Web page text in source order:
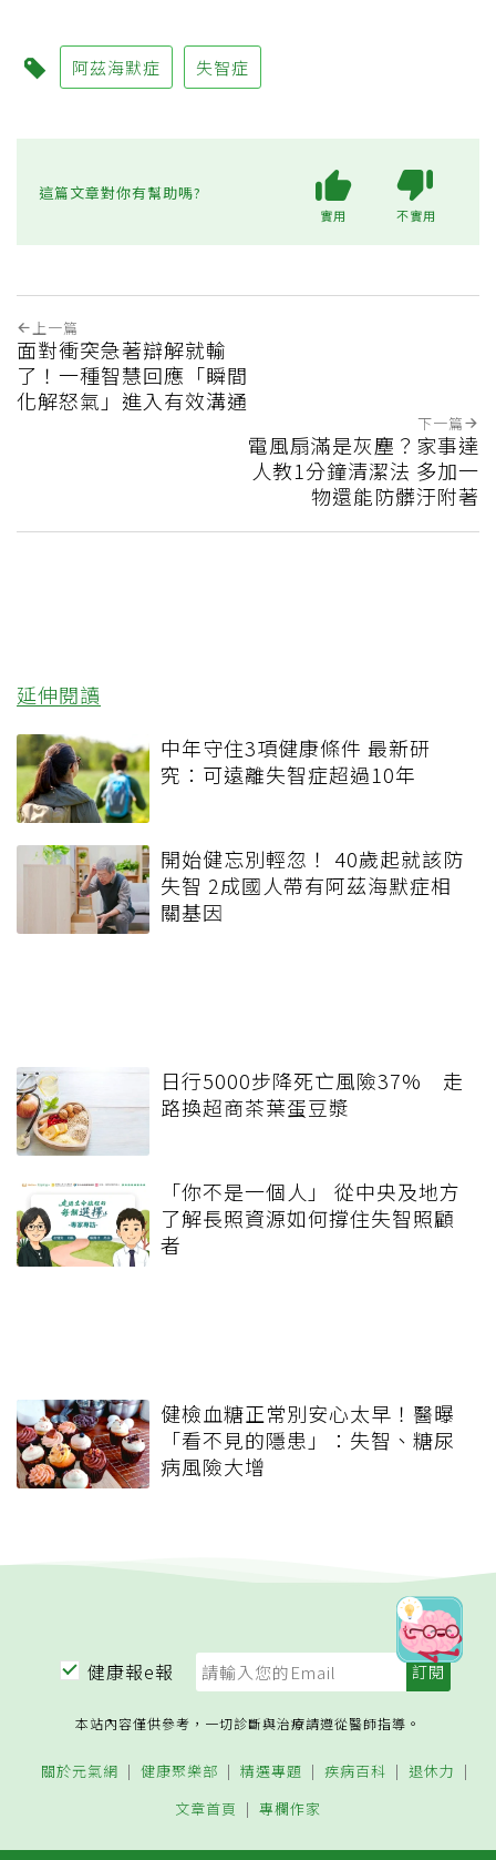
阿茲海默症 失智症
這篇文章對你有幫助嗎?
實用 不實用
上一篇
面對衝突急著辯解就輸
了！一種智慧回應「瞬間
化解怒氣」進入有效溝通
下一篇
電風扇滿是灰塵？家事達
人教1分鐘清潔法 多加一
物還能防髒汙附著
延伸閱讀
中年守住3項健康條件 最新研
究：可遠離失智症超過10年
開始健忘別輕忽！ 40歲起就該防
失智 2成國人帶有阿茲海默症相
關基因
日行5000步降死亡風險37% 走
路換超商茶葉蛋豆漿
「你不是一個人」 從中央及地方
了解長照資源如何撐住失智照顧
者
健檢血糖正常別安心太早！醫曝
「看不見的隱患」：失智、糖尿
病風險大增
健康報e報
本站內容僅供參考，一切診斷與治療請遵從醫師指導。
關於元氣網 健康聚樂部 精選專題 疾病百科
退休力
文章首頁
專欄作家